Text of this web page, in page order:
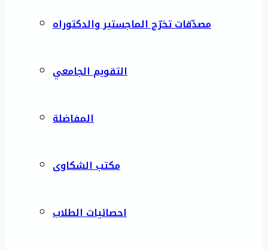
مصدّقات تخرّج الماجستير والدكتوراه
التقويم الجامعي
المفاضلة
مكتب الشكاوى
احصائيات الطلاب